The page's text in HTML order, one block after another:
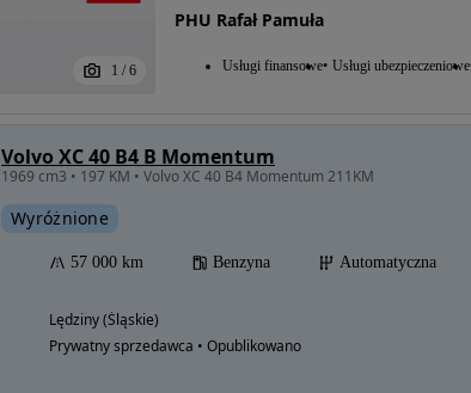
1 / 6
PHU Rafał Pamuła
Usługi finansowe Usługi ubezpieczeniowe
Volvo XC 40 B4 B Momentum
1969 cm3 • 197 KM • Volvo XC 40 B4 Momentum 211KM
Wyróżnione
57 000 km Benzyna Automatyczna
Lędziny (Śląskie)
Prywatny sprzedawca • Opublikowano